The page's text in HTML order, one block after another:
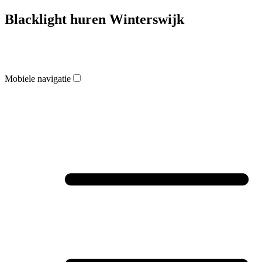
Blacklight huren Winterswijk
Mobiele navigatie